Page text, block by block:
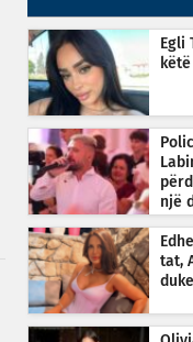
Egli
një
tat,